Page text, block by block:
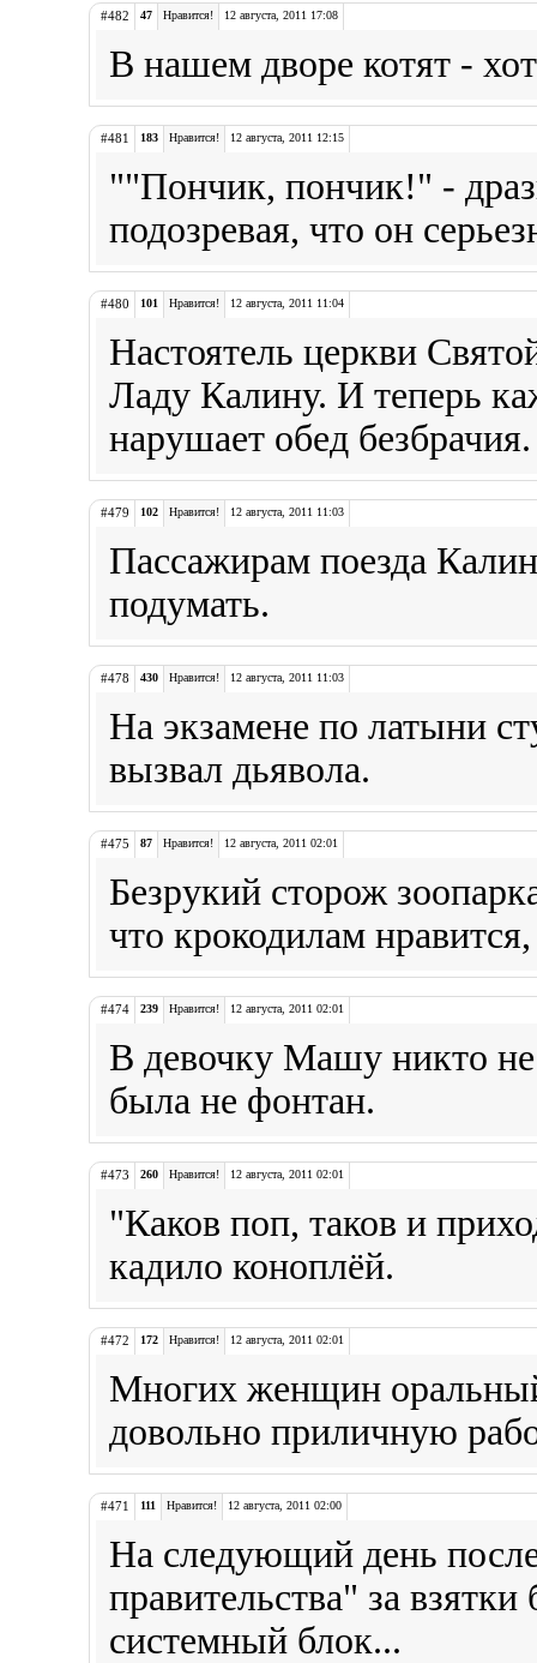
#482 47 Нравится! 12 августа, 2011 17:08
В нашем дворе котят -
#481 183 Нравится! 12 августа, 2011 12:15
""Пончик, пончик!" -
подозревая, что он
#480 101 Нравится! 12 августа, 2011 11:04
Настоятель церкви
Ладу Калину. И теперь
нарушает обед безбрачия.
#479 102 Нравится! 12 августа, 2011 11:03
Пассажирам поезда
подумать.
#478 430 Нравится! 12 августа, 2011 11:03
На экзамене по латыни
вызвал дьявола.
#475 87 Нравится! 12 августа, 2011 02:01
Безрукий сторож
что крокодилам
#474 239 Нравится! 12 августа, 2011 02:01
В девочку Машу никто
была не фонтан.
#473 260 Нравится! 12 августа, 2011 02:01
"Каков поп, таков и
кадило коноплёй.
#472 172 Нравится! 12 августа, 2011 02:01
Многих женщин
довольно приличную
#471 111 Нравится! 12 августа, 2011 02:00
На следующий день
правительства" за
системный блок...